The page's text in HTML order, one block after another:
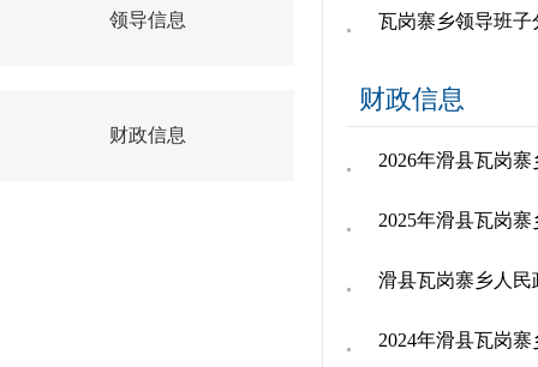
领导信息
财政信息
瓦岗寨乡领导班子
财政信息
2026年滑县瓦岗
2025年滑县瓦岗
滑县瓦岗寨乡人民
2024年滑县瓦岗